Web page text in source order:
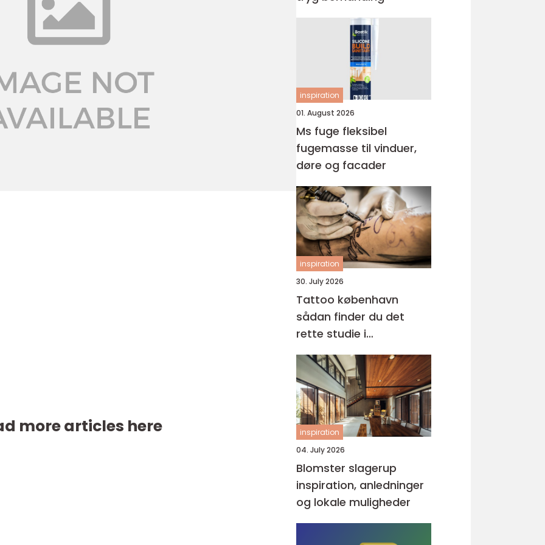
more articles here
inspiration
01. August 2026
Ms fuge fleksibel
fugemasse til vinduer,
døre og facader
inspiration
30. July 2026
Tattoo københavn
sådan finder du det
rette studie i
hovedstaden
inspiration
04. July 2026
Blomster slagerup
inspiration, anledninger
og lokale muligheder